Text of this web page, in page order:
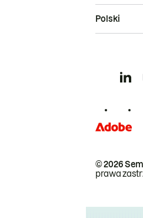
© 2026
prawa
Polski